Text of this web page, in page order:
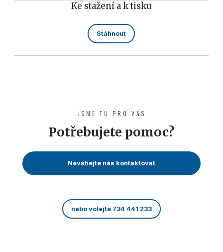
Ke stažení a k tisku
Stáhnout
JSME TU PRO VÁS
Potřebujete pomoc?
Neváhejte nás kontaktovat
nebo volejte 734 441 233